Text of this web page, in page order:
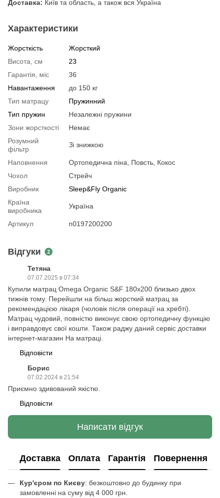
Доставка: Київ та область, а також вся Україна
Характеристики
Жорсткість
Жорсткий
Висота, см
23
Гарантія, міс
36
Навантаження
до 150 кг
Тип матрацу
Пружинний
Тип пружин
Незалежні пружини
Зони жорсткості
Немає
Розумний
фільтр
Зі знижкою
Наповнення
Ортопедична піна, Повсть, Кокос
Чохол
Стрейч
Виробник
Sleep&Fly Organic
Країна
виробника
Україна
Артикул n0197200200
Відгуки 2
Тетяна
07.07.2025 в 07:34
Купили матрац Omega Organic S&F 180х200 близько двох
тижнів тому. Перейшли на більш жорсткий матрац за
рекомендацією лікаря (чоловік після операції на хребті).
Матрац чудовий, повністю виконує свою ортопедичну функцію
і виправдовує свої кошти. Також раджу даний сервіс доставки
інтернет-магазин На матраці.
Відповісти
Борис
07.02.2024 в 21:54
Приємно здивований якістю.
Відповісти
Написати відгук
Доставка Оплата Гарантія Повернення
Кур'єром по Києву: безкоштовно до будинку при
замовленні на суму від 4 000 грн.